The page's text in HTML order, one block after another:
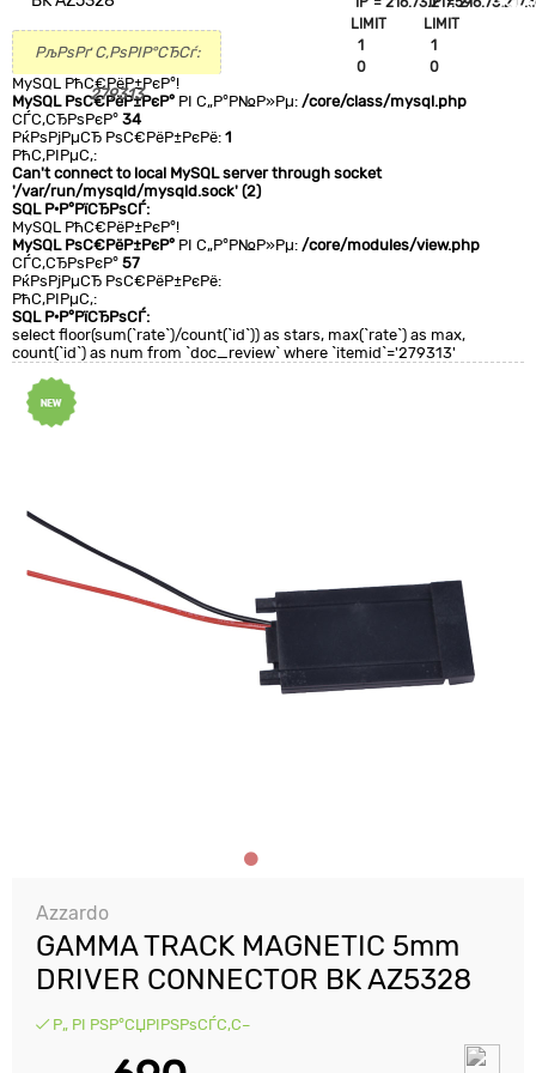
LIMIT
1
0
LIMIT
1
0
РљРѕРґ С‚РѕРІР°СЂСѓ:
279313
MySQL РћС€РёР±РєР°!
MySQL РѕС€РёР±РєР° РІ С„Р°Р№Р»Рµ: /core/class/mysql.php
СЃС‚СЂРѕРєР° 34
РќРѕРјРµСЂ РѕС€РёР±РєРё: 1
РћС‚РІРµС‚:
Can't connect to local MySQL server through socket
'/var/run/mysqld/mysqld.sock' (2)
SQL Р·Р°РїСЂРѕСЃ:
MySQL РћС€РёР±РєР°!
MySQL РѕС€РёР±РєР° РІ С„Р°Р№Р»Рµ: /core/modules/view.php
СЃС‚СЂРѕРєР° 57
РќРѕРјРµСЂ РѕС€РёР±РєРё:
РћС‚РІРµС‚:
SQL Р·Р°РїСЂРѕСЃ:
select floor(sum(`rate`)/count(`id`)) as stars, max(`rate`) as max,
count(`id`) as num from `doc_review` where `itemid`='279313'
Azzardo
GAMMA TRACK MAGNETIC 5mm
DRIVER CONNECTOR BK AZ5328
Р„ РІ РЅР°СЏРІРЅРѕСЃС‚С–